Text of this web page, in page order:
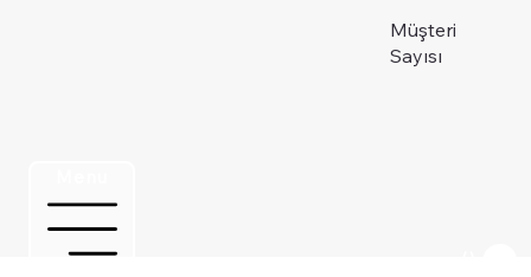
Müşteri
Sayısı